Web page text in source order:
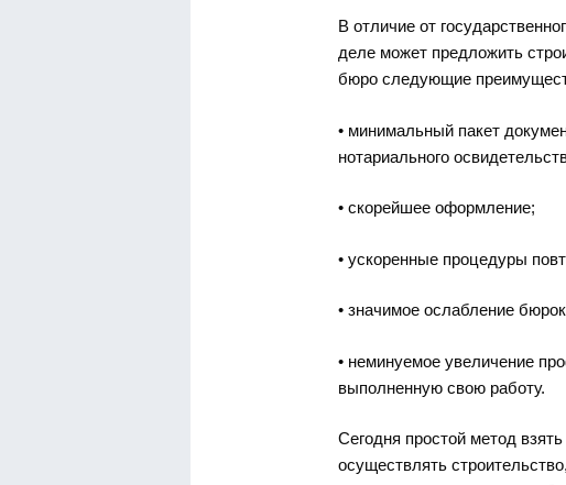
В отличие от
деле может предложить
бюро следующие
• минимальный пакет
нотариального
• скорейшее оформление;
• ускоренные процедуры
• значимое ослабление
• неминуемое увеличение
выполненную свою работу.
Сегодня простой метод
осуществлять